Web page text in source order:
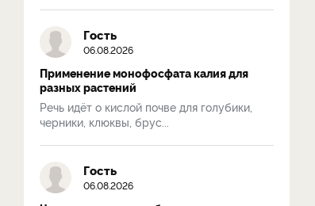
Гость
06.08.2026
Применение монофосфата калия для
разных растений
Речь идёт о кислой почве для голубики,
черники, клюквы, брус...
Гость
06.08.2026